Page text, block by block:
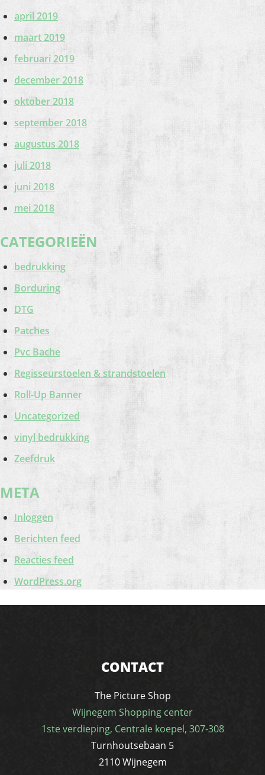
april 2019
maart 2019
februari 2019
december 2018
oktober 2018
september 2018
augustus 2018
juli 2018
juni 2018
mei 2018
CATEGORIEËN
bedrukking
Borduring
DTG
Patches
Pvc Bache
Regisseurstoelen & strandstoelen
Roll-Up Banner
Uncategorized
vinyl bedrukking
Zeefdruk
META
Inloggen
Berichten feed
Reacties feed
WordPress.org
CONTACT
The Picture Shop
Wijnegem Shopping center
1ste verdieping, Centrale koepel, 307-308
Turnhoutsebaan 5
2110 Wijnegem